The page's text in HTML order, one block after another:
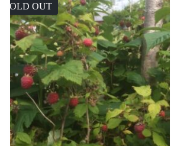
SOLD OUT